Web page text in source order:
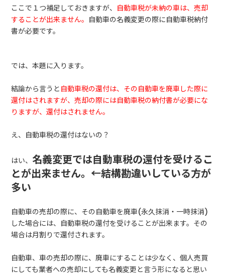
ここで１つ補足しておきますが、 自動車税が未納の車は、売却
することが出来ません。 自動車の名義変更の際に自動車税納付
書が必要です。
では、本題に入ります。
結論から言うと 自動車税の還付は、その自動車を廃車した際に
還付はされますが、売却の際には自動車税の納付書が必要にな
りますが、還付はされません。
え、自動車税の還付はないの？
はい、 名義変更では自動車税の還付を受けるこ
とが出来ません。←結構勘違いしている方が
多い
自動車の売却の際に、その自動車を廃車(永久抹消・一時抹消)
した場合には、自動車税の還付を受けることが出来ます。その
場合は月割りで還付されます。
自動車、車の売却の際に、廃車にすることは少なく、個人売買
にしても業者への売却にしても名義変更と言う形になると思い